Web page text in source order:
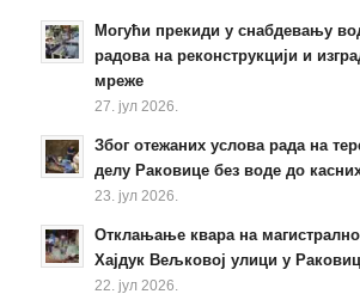
Могући прекиди у снабдевању
радова на реконструкцији и
мреже
27. јул 2026.
Због отежаних услова рада на
делу Раковице без воде до
23. јул 2026.
Отклањање квара на
Хајдук Вељковој улици у
22. јул 2026.